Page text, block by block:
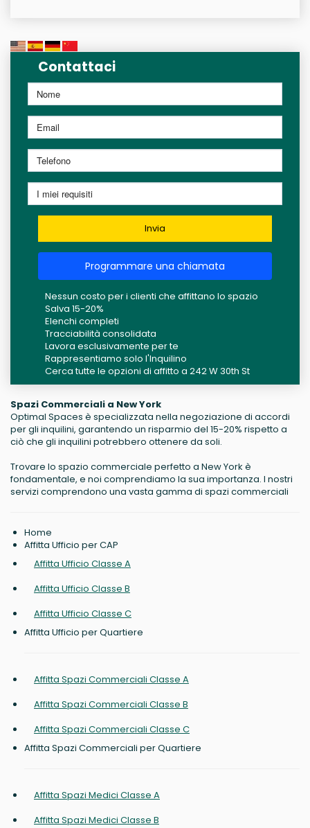
Contattaci
Invia
Programmare una chiamata
Nessun costo per i clienti che affittano lo spazio
Salva 15-20%
Elenchi completi
Tracciabilità consolidata
Lavora esclusivamente per te
Rappresentiamo solo l'Inquilino
Cerca tutte le opzioni di affitto a 242 W 30th St
Spazi Commerciali a New York
Optimal Spaces è specializzata nella negoziazione di accordi
per gli inquilini, garantendo un risparmio del 15-20% rispetto a
ciò che gli inquilini potrebbero ottenere da soli.
Trovare lo spazio commerciale perfetto a New York è
fondamentale, e noi comprendiamo la sua importanza. I nostri
servizi comprendono una vasta gamma di spazi commerciali
Home
Affitta Ufficio per CAP
Affitta Ufficio Classe A
Affitta Ufficio Classe B
Affitta Ufficio Classe C
Affitta Ufficio per Quartiere
Affitta Spazi Commerciali Classe A
Affitta Spazi Commerciali Classe B
Affitta Spazi Commerciali Classe C
Affitta Spazi Commerciali per Quartiere
Affitta Spazi Medici Classe A
Affitta Spazi Medici Classe B